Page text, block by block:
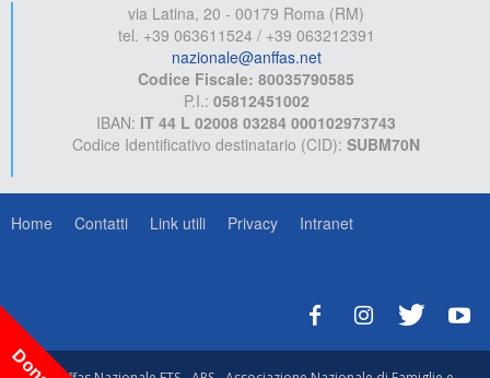
via Latina, 20 - 00179 Roma (RM)
tel. +39 063611524 / +39 063212391
nazionale@anffas.net
Codice Fiscale: 80035790585
P.I.: 05812451002
IBAN: IT 44 L 02008 03284 000102973743
Codice Identificativo destinatario (CID): SUBM70N
Home Contatti Link utili Privacy Intranet